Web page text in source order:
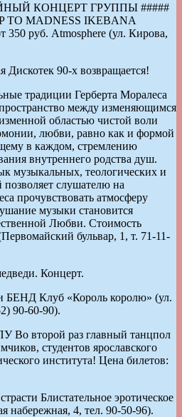
КОНЦЕРТ ГРУППЫ #####
TO MADNESS IKEBANA
350 руб. Atmosphere (ул. Кирова,
Дискотек 90-х возвращается!
традиции Герберта Моралеса
между изменяющимся
областью чистой воли
любви, равно как и формой
в каждом, стремлению
внутреннего родства душ.
музыкальных, теологических и
позволяет слушателю на
прочувствовать атмосферу
музыки становится
Любви. Стоимость
бульвар, 1, т. 71-11-
Концерт.
БЕНД Клуб «Король королю» (ул.
90-60-90).
Во второй раз главный танцпол
студентов ярославского
института! Цена билетов:
Блистательное эротическое
набережная, 4, тел. 90-50-96).